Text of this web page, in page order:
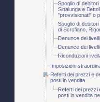
Spoglio di
Sinalunga e
"provvisionati" o
Spoglio di
di Scrofiano,
Denunce dei livelli
Denunce dei livelli
Riconduzioni
Imposizioni
Referti dei prezzi e
posti in vendita
Referti dei prezzi
posti in vendita